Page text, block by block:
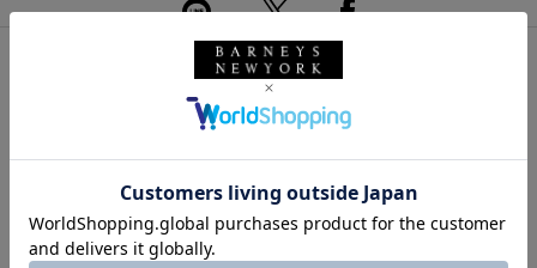
このアイテムを使用したスタイリング